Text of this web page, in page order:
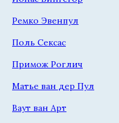
Ремко Эвенпул
Поль Сексас
Примож Роглич
Матье ван дер Пул
Ваут ван Арт